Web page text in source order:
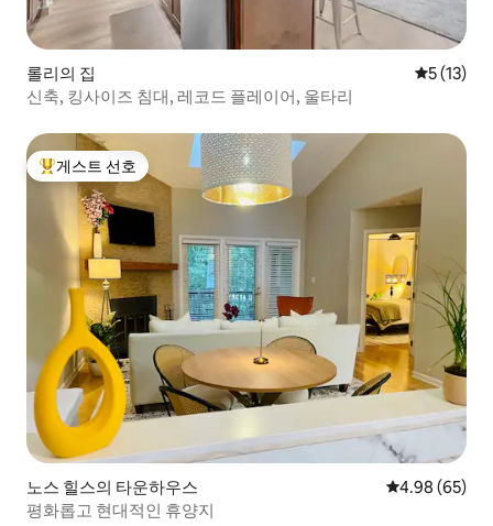
롤리의 집 평점 5점
5 (13)
신축, 킹사이즈 침대, 레코드 플레이어, 울타리
상위 게스트 선호
게스트 선호
노스 힐스의 타운하우스 평점 4.98점(5
4.98 (65)
평화롭고 현대적인 휴양지